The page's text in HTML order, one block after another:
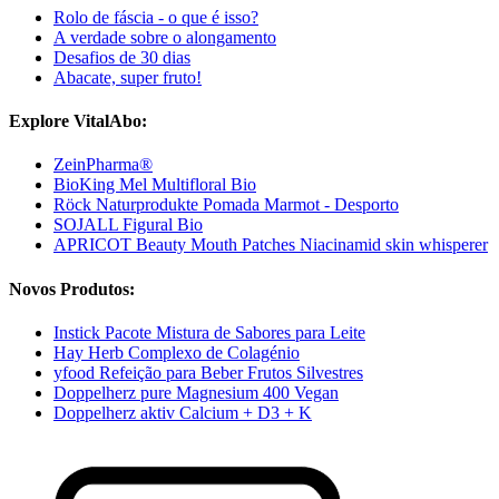
Rolo de fáscia - o que é isso?
A verdade sobre o alongamento
Desafios de 30 dias
Abacate, super fruto!
Explore VitalAbo:
ZeinPharma®
BioKing Mel Multifloral Bio
Röck Naturprodukte Pomada Marmot - Desporto
SOJALL Figural Bio
APRICOT Beauty Mouth Patches Niacinamid skin whisperer
Novos Produtos:
Instick Pacote Mistura de Sabores para Leite
Hay Herb Complexo de Colagénio
yfood Refeição para Beber Frutos Silvestres
Doppelherz pure Magnesium 400 Vegan
Doppelherz aktiv Calcium + D3 + K